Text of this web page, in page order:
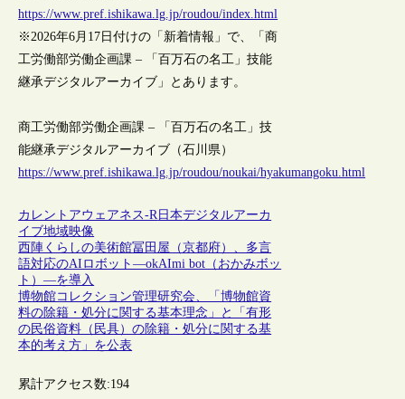
https://www.pref.ishikawa.lg.jp/roudou/index.html
※2026年6月17日付けの「新着情報」で、「商
工労働部労働企画課 – 「百万石の名工」技能
継承デジタルアーカイブ」とあります。
商工労働部労働企画課 – 「百万石の名工」技
能継承デジタルアーカイブ（石川県）
https://www.pref.ishikawa.lg.jp/roudou/noukai/hyakumangoku.html
カレントアウェアネス-R 日本デジタルアーカ
イブ地域映像
西陣くらしの美術館冨田屋（京都府）、多言
語対応のAIロボット―okAImi bot（おかみボッ
ト）―を導入
博物館コレクション管理研究会、「博物館資
料の除籍・処分に関する基本理念」と「有形
の民俗資料（民具）の除籍・処分に関する基
本的考え方」を公表
累計アクセス数:194